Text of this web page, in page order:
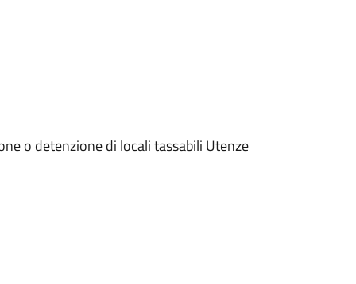
o detenzione di locali tassabili Utenze